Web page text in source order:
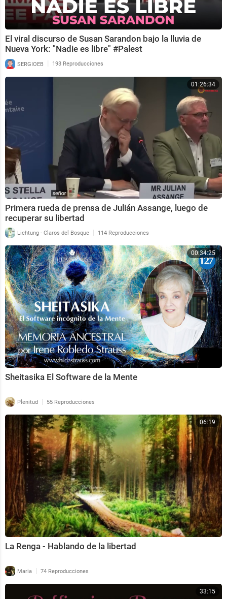
El viral discurso de Susan Sarandon bajo la lluvia de
Nueva York: "Nadie es libre" #Palest
SERGIOEB | 193 Reproducciones
01:26:34
Primera rueda de prensa de Julián Assange, luego de
recuperar su libertad
Lichtung - Claros del Bosque | 114 Reproducciones
00:34:25
Sheitasika El Software de la Mente
Plenitud | 55 Reproducciones
06:19
La Renga - Hablando de la libertad
Maria | 74 Reproducciones
33:15